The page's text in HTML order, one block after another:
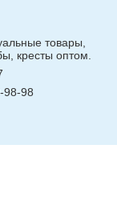
товары,
кресты оптом.
98-98